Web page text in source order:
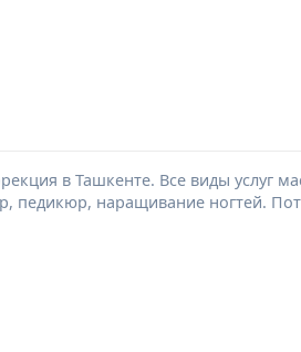
в Ташкенте. Все виды услуг
педикюр, наращивание ногтей.